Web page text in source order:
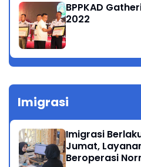
BPPKAD
2022
Imigrasi
Imigrasi
Jumat,
Beroperasi